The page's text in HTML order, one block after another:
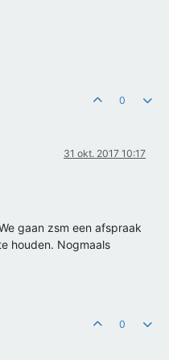
0
31 okt. 2017 10:17
gaan zsm een afspraak
houden. Nogmaals
0